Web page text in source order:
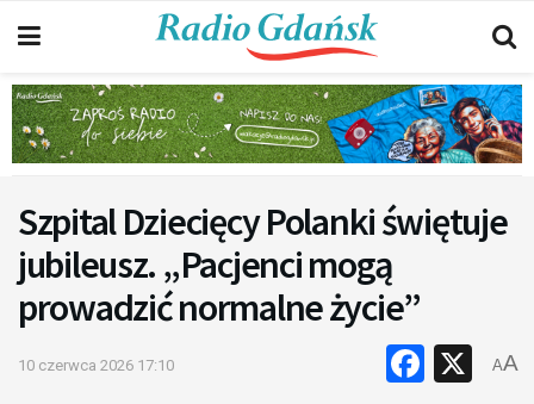
Szpital Dziecięcy Polanki świętuje
jubileusz. „Pacjenci mogą
prowadzić normalne życie”
10 czerwca 2026 17:10 X
AA